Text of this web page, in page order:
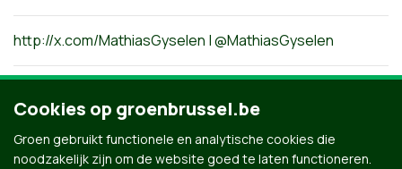
http://x.com/MathiasGyselen | @MathiasGyselen
https://www.linkedin.com/in/mathias-gyselen | Mathias
Cookies op groenbrussel.be
Groen gebruikt functionele en analytische cookies die
noodzakelijk zijn om de website goed te laten functioneren.